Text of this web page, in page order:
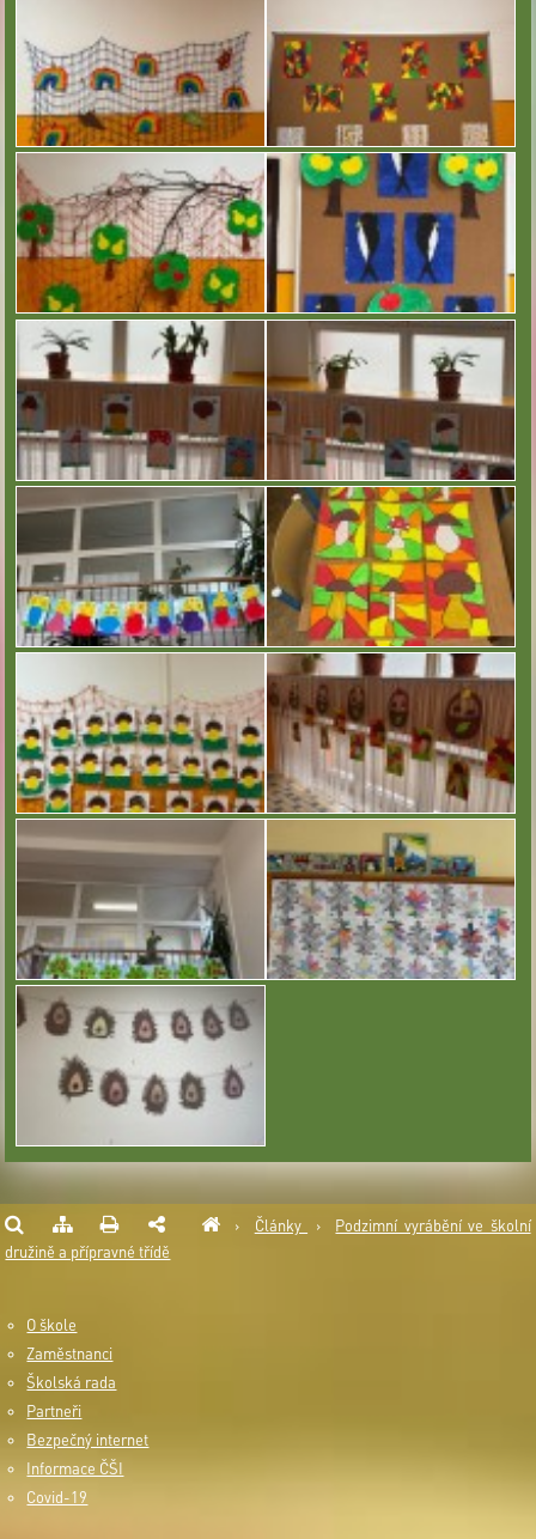
› Články ›
Podzimní vyrábění ve školní
družině a přípravné třídě
O škole
Zaměstnanci
Školská rada
Partneři
Bezpečný internet
Informace ČŠI
Covid-19